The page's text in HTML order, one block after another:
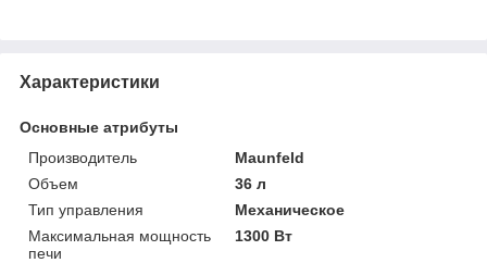
Характеристики
Основные атрибуты
Производитель
Maunfeld
Объем
36 л
Тип управления
Механическое
Максимальная мощность
печи
1300 Вт